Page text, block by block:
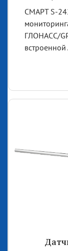
СМАРТ S-
ГЛОНАСС/